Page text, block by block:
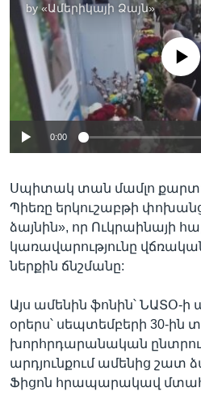
by«Ամերիկայի Ձայն»
No media source
0:00
Սպիտակ տան մամլո
Պիեռը երկուշաբթի
ձայնին», որ Ուկրաինայի
կառավարությունը
ներքին ճնշմանը:
Այս ամենին ֆոնին՝ ՆԱՏՕ-ի
օրերս՝ սեպտեմբերի 30-ին
խորհրդարանական
արդյունքում ամենից շատ
Ֆիցոն հրապարակավ